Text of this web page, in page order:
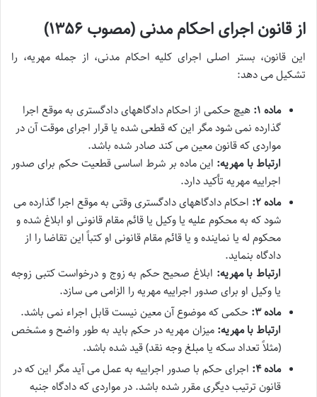
از قانون اجرای احکام مدنی (مصوب ۱۳۵۶)
این قانون، بستر اصلی اجرای کلیه احکام مدنی، از جمله مهریه، را
تشکیل می دهد:
ماده ۱:
هیچ حکمی از احکام دادگاههای دادگستری به موقع اجرا
گذارده نمی شود مگر این که قطعی شده یا قرار اجرای موقت آن در
مواردی که قانون معین می کند صادر شده باشد.
ارتباط با مهریه: این ماده بر شرط اساسی قطعیت حکم برای صدور
اجراییه مهریه تأکید دارد.
ماده ۲:
احکام دادگاههای دادگستری وقتی به موقع اجرا گذارده می
شود که به محکوم علیه یا وکیل یا قائم مقام قانونی او ابلاغ شده و
محکوم له یا نماینده و یا قائم مقام قانونی او کتباً این تقاضا را از
دادگاه بنماید.
ارتباط با مهریه: ابلاغ صحیح حکم به زوج و درخواست کتبی زوجه
یا وکیل او برای صدور اجراییه مهریه را الزامی می سازد.
ماده ۳:
حکمی که موضوع آن معین نیست قابل اجراء نمی باشد.
ارتباط با مهریه: میزان مهریه در حکم باید به طور واضح و مشخص
(مثلاً تعداد سکه یا مبلغ وجه نقد) قید شده باشد.
ماده ۴:
اجرای حکم با صدور اجراییه به عمل می آید مگر این که در
قانون ترتیب دیگری مقرر شده باشد. در مواردی که دادگاه جنبه